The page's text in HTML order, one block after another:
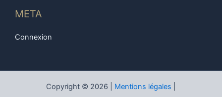
META
Connexion
Copyright © 2026 | Mentions légales